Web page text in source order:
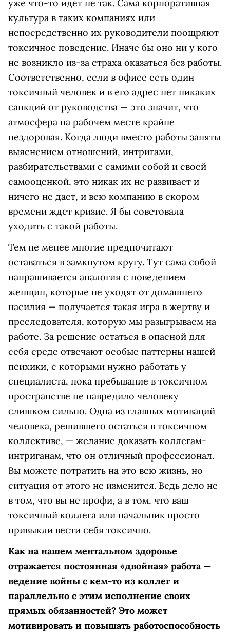
уже что-то идет не так. Сама корпоративная
культура в таких компаниях или
непосредственно их руководители поощряют
токсичное поведение. Иначе бы оно ни у кого
не возникло из-за страха оказаться без работы.
Соответственно, если в офисе есть один
токсичный человек и в его адрес нет никаких
санкций от руководства — это значит, что
атмосфера на рабочем месте крайне
нездоровая. Когда люди вместо работы заняты
выяснением отношений, интригами,
разбирательствами с самими собой и своей
самооценкой, это никак их не развивает и
ничего не дает, и всю компанию в скором
времени ждет кризис. Я бы советовала
уходить с такой работы.
Тем не менее многие предпочитают
оставаться в замкнутом кругу. Тут сама собой
напрашивается аналогия с поведением
женщин, которые не уходят от домашнего
насилия — получается такая игра в жертву и
преследователя, которую мы разыгрываем на
работе. За решение остаться в опасной для
себя среде отвечают особые паттерны нашей
психики, с которыми нужно работать у
специалиста, пока пребывание в токсичном
пространстве не навредило человеку
слишком сильно. Одна из главных мотиваций
человека, решившего остаться в токсичном
коллективе, — желание доказать коллегам-
интриганам, что он отличный профессионал.
Вы можете потратить на это всю жизнь, но
ситуация от этого не изменится. Ведь дело не
в том, что вы не профи, а в том, что ваш
токсичный коллега или начальник просто
привыкли вести себя токсично.
Как на нашем ментальном здоровье
отражается постоянная «двойная» работа —
ведение войны с кем-то из коллег и
параллельно с этим исполнение своих
прямых обязанностей? Это может
мотивировать и повышать работоспособность